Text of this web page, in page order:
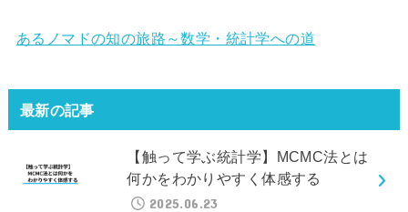
あるノマドの知の旅路～数学・統計学への道
最新の記事
【触って学ぶ統計学】MCMC法とは
何かをわかりやすく体感する
2025.06.23